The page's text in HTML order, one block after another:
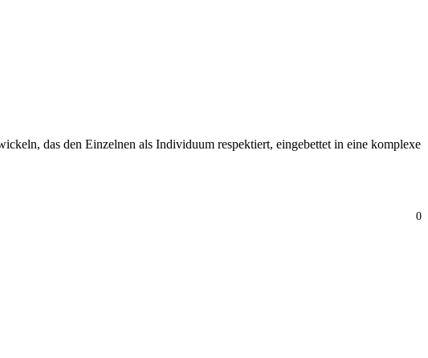
das den Einzelnen als Individuum respektiert, eingebettet in eine komplexe
0